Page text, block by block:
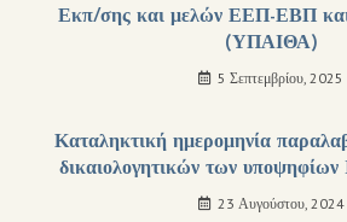
Εκπ/σης και μελών ΕΕΠ-ΕΒΠ και
(ΥΠΑΙΘΑ)
5 Σεπτεμβρίου, 2025
Καταληκτική ημερομηνία
δικαιολογητικών των υποψηφίων
23 Αυγούστου, 2024